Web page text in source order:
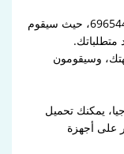
ما عليك سوى الاتصال برقم 69654459، حيث سيقوم
متطلباتك.
وسيقومون
يمكنك تحميل
على أجهزة